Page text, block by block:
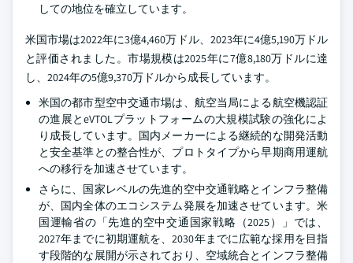
しての地位を確立しています。
米国市場は2022年に3億4,460万ドル、2023年に4億5,190万ドル
と評価されました。市場規模は2025年に7億8,180万ドルに達
し、2024年の5億9,370万ドルから成長しています。
米国の都市型空中交通市場は、航空当局による航空機認証
の進展とeVTOLプラットフォームの大規模試験の強化によ
り成長しています。国内メーカーによる継続的な開発活動
と安全基準との整合性が、プロトタイプから早期商用運航
への移行を加速させています。
さらに、国家レベルの先進的空中交通戦略とインフラ整備
が、国内全体のエコシステム発展を加速させています。米
国運輸省の「先進的空中交通国家戦略（2025）」では、
2027年までに初期運航を、2030年までに広範な採用を目指
す段階的な展開が示されており、空域統合とインフラ整備